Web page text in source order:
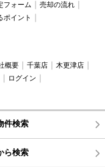
フォーム
売却の流れ
ポイント
概要 千葉店
木更津店
ログイン
件検索
ら検索